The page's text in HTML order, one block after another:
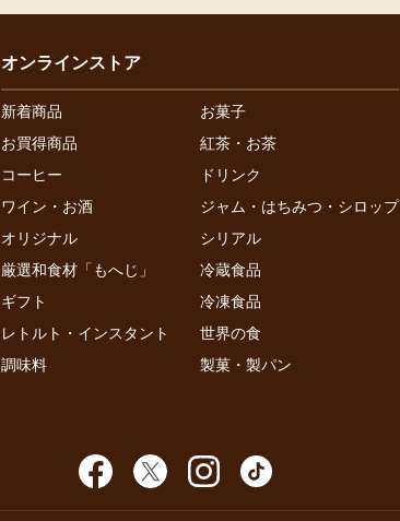
オンラインストア
新着商品
お菓子
お買得商品
紅茶・お茶
コーヒー
ドリンク
ワイン・お酒
ジャム・はちみつ・シロップ
オリジナル
シリアル
厳選和食材「もへじ」
冷蔵食品
ギフト
冷凍食品
レトルト・インスタント
世界の食
調味料
製菓・製パン